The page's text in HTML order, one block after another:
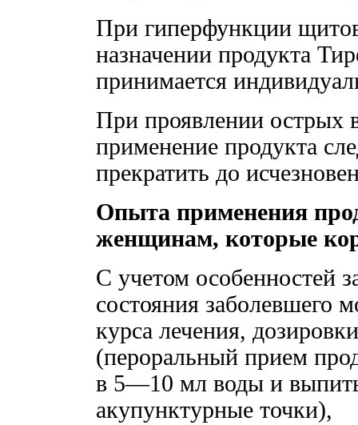
При гиперфункции
назначении продукта
принимается
При проявлении острых
применение продукта
прекратить до
Опыта применения
женщинам, которые
С учетом особенностей
состояния заболевшего
курса лечения,
(пероральный прием
в 5—10 мл воды и
акупунктурные точки),